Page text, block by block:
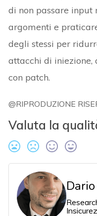
di non passare input
argomenti e
degli stessi per
attacchi di iniezione,
con patch.
@RIPRODUZIONE
Valuta la